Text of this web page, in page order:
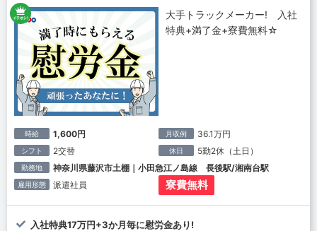
大手トラックメーカー! 入社
特典+満了金+寮費無料☆
時給 1,600円 月収例 36.1万円
シフト 2交替 休日 5勤2休（土日）
勤務地 神奈川県藤沢市土棚｜小田急江ノ島線 長後駅/湘南台駅
雇用形態 派遣社員 寮費無料
入社特典17万円+3か月毎に慰労金あり!